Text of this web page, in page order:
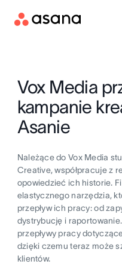
Vox Media
kampanie
Asanie
Należące do Vox Media
Creative, współpracuje z
opowiedzieć ich historie.
elastycznego narzędzia,
przepływ ich pracy: od
dystrybucję i
przepływy pracy
dzięki czemu teraz może
klientów.